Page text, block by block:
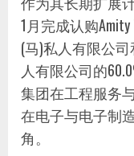
1月完成认购Amity
(马)私人有限公司
人有限公司的
集团在工程服务
在电子与电子制
角。